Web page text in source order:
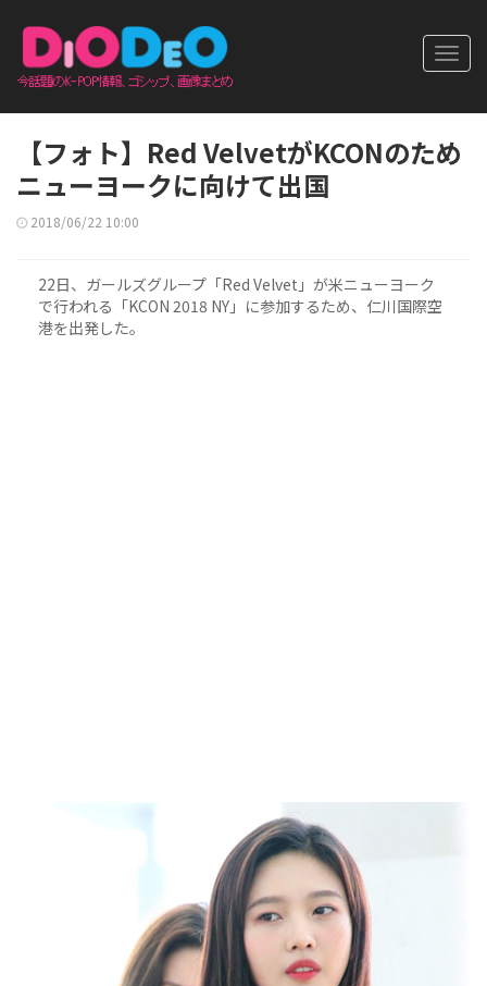
【フォト】Red VelvetがKCONのため
ニューヨークに向けて出国
2018/06/22 10:00
22日、ガールズグループ「Red Velvet」が米ニューヨーク
で行われる「KCON 2018 NY」に参加するため、仁川国際空
港を出発した。